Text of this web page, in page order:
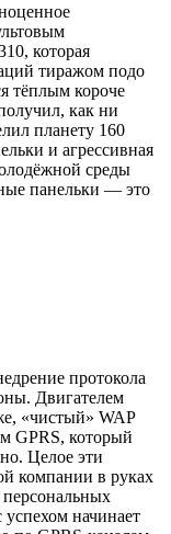
которая
тиражом подо
тёплым короче
как ни
планету 160
и агрессивная
среды
панельки — это
протокола
Двигателем
«чистый» WAP
GPRS, который
Целое эти
компании в руках
начинает